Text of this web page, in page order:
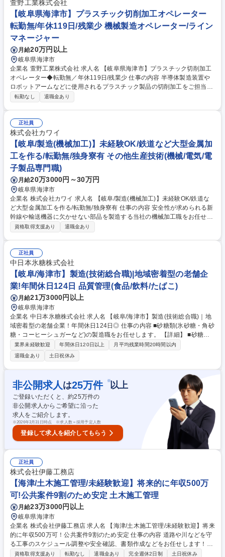
に合わせて柔軟に対応し、幅広い業務に関わることができます。 【教育】
経験豊富なベテラン社員が丁寧に指導いたしますので、わからないことを
わからないままにせず、すぐに聞いていただける環境です。 募集職種
【岐阜/機械加工】転勤無・夜勤無/腰を据えて働きたい方/再雇用制度あり
萱野工業株式会社
【岐阜県海津市】プラスチック切削加工オペレーター
転勤無/年休119日/残業少 機械製造オペレーター/ライン
マネージャー
月給20万円以上
岐阜県海津市
企業名 萱野工業株式会社 求人名 【岐阜県海津市】プラスチック切削加工
オペレーター◆転勤無／年休119日/残業少 仕事の内容 半導体製造装置や
ロボットアームなどに使用されるプラスチック製品の切削加工をご担当い
ただきます。主にヤマザキマザック製の加工機械を使用して切削加工をご
実施■プログラミングデータを切削加工機器に組み入れ■加工及び完成部品
の測定 ※上記の工程を1から検討しながら製造業務に従事いただきます。
募集職種 【岐阜県海津市】プラスチック切削加工オペレーター◆転勤無／
年休119日/残業少
転勤なし 退職金あり
正社員
株式会社カワイ
【岐阜/製造(機械加工)】未経験OK/鉄道など大型金属加
工を作る/転勤無/独身寮有 その他生産技術(機械/電気/電
子製品専門職)
月給20万3000円～30万円
岐阜県海津市
企業名 株式会社カワイ 求人名 【岐阜/製造(機械加工)】未経験OK/鉄道な
ど大型金属加工を作る/転勤無/独身寮有 仕事の内容 安全性が求められる新
幹線や輸送機器に欠かせない部品を製造する当社の機械加工職をお任せし
ます。旋盤・フライス盤・マシニングセンター等の工作機械を使って、金
装の修正・汚れの拭き上げ) ■キャリアパス:製造部門について金属加工や
溶接、製缶、生産管理、購買調達など幅広い社員が活躍しており、多様な
キャリアパスがあります。 ■働きやすさ:基本土日休み。日勤のため働きや
すさ◎冷暖房や空調服支給・常時給水など、各職種の特色に応じ、働きや
すい環境づくりにも取り組んでいます。 募集職種 【岐阜/製造(機械加
工)】未経験OK/鉄道など大型金属加工を作る/転勤無/独身寮有
資格取得支援あり 退職金あり
正社員
中日本氷糖株式会社
【岐阜/海津市】製造(技術総合職)|地域密着型の老舗企
業!年間休日124日 品質管理(食品/飲料/たばこ)
月給21万3000円以上
岐阜県海津市
企業名 中日本氷糖株式会社 求人名 【岐阜/海津市】製造(技術総合職)｜地
域密着型の老舗企業！年間休日124日◎ 仕事の内容 ■砂糖類(氷砂糖・角砂
糖・コーヒーシュガーなど)の製造職をお任せします。 【詳細】 ■砂糖の
溶解・ろ過作業■製造機器の操作■検査/包装/出荷業務など ・１つの担当機
器・工程ごとに5～20名程度のチームで作業を行います。 ・初めての方で
も先輩社員に教えもらいながら業務を進めていただきますので、安心して
業務を身に着けることが可能となります！ 募集職種 【岐阜/海津市】製造
(技術総合職)｜地域密着型の老舗企業！年間休日124日◎
業界未経験歓迎 年間休日120日以上
月平均残業時間20時間以内
退職金あり
土日祝休み
非公開求人 は25万件 ※以上
ご登録いただくと、約25万件の
非公開求人からご希望に沿った
求人をご紹介します。
※2026年3月31日時点 ※求人数＝採用予定人数
登録して求人を紹介してもらう
正社員
株式会社伊藤工務店
【海津/土木施工管理/未経験歓迎】将来的に年収500万
可!公共案件9割のため安定 土木施工管理
月給23万3000円以上
岐阜県海津市
企業名 株式会社伊藤工務店 求人名 【海津/土木施工管理/未経験歓迎】将来
的に年収500万可！公共案件9割のため安定 仕事の内容 道路や川などを守
る工事のスケジュール調整や安全確認、書類作成などをお任せします！最
初は先輩と一緒に行動し、仕事の進め方を見て学ぶところからスタート！
資格取得支援あり 転勤なし 退職金あり 完全週休2日制 土日祝休み